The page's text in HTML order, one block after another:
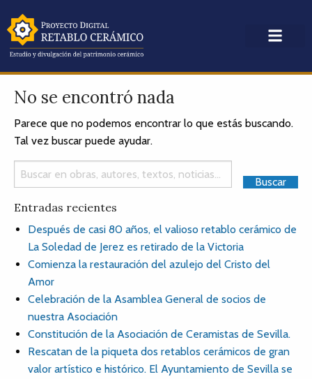
No se encontró nada
Parece que no podemos encontrar lo que estás buscando.
Tal vez buscar puede ayudar.
Entradas recientes
Después de casi 80 años, el valioso retablo cerámico de
La Soledad de Jerez es retirado de la Victoria
Comienza la restauración del azulejo del Cristo del
Amor
Celebración de la Asamblea General de socios de
nuestra Asociación
Constitución de la Asociación de Ceramistas de Sevilla.
Rescatan de la piqueta dos retablos cerámicos de gran
valor artístico e histórico. El Ayuntamiento de Sevilla se